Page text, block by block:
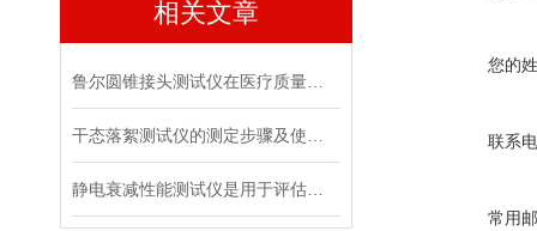
相关文章
您的
联系
常用